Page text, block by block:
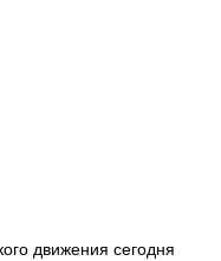
движения сегодня